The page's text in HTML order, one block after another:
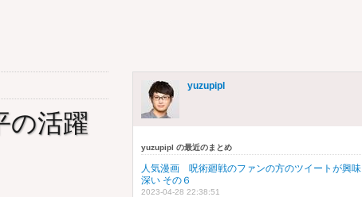
の活躍
yuzupipl
yuzupipl の最近のまとめ
人気漫画 呪術廻戦のファンの方のツイートが興味
深い その６
2023-04-28 22:38:51